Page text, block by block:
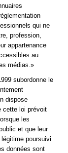
qui ne
profession,
appartenance
au
médias.»
subordonne le
dispose
cette loi prévoit
les
et que leur
poursuivi
données sont